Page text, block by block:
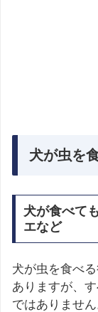
犬が虫を
犬が食べて
エなど
犬が虫を食べ
ありますが、
ではありません